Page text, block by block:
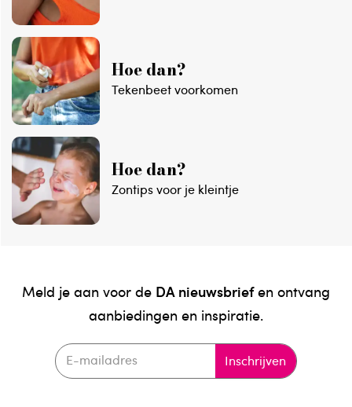
Hoe dan?
Tekenbeet voorkomen
Hoe dan?
Zontips voor je kleintje
Meld je aan voor de DA nieuwsbriefen ontvang
aanbiedingen en inspiratie.
Inschrijven